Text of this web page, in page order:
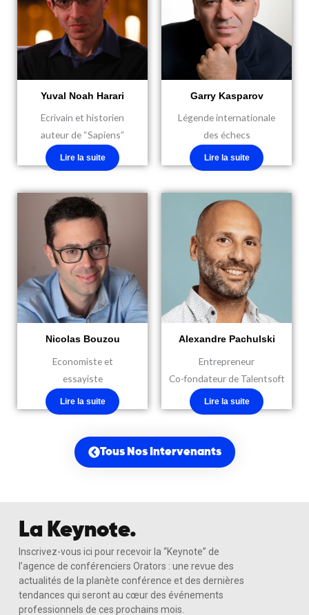
Yuval Noah Harari
Ecrivain et historien
auteur de “Sapiens”
Lire la suite
Garry Kasparov
Légende internationale
des échecs
Lire la suite
Nicolas Bouzou
Economiste et
essayiste
Lire la suite
Alexandre Pachulski
Entrepreneur
Co-fondateur de Talentsoft
Lire la suite
Tous Nos Intervenants
La Keynote.
Inscrivez-vous ici pour recevoir la “Keynote” de
l’agence de conférenciers Orators : une revue des
actualités de la planète conférence et des dernières
tendances qui seront au cœur des événements
professionnels de ces prochains mois.